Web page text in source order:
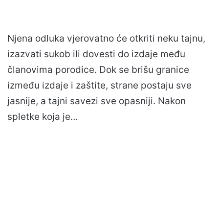
Njena odluka vjerovatno će otkriti neku tajnu,
izazvati sukob ili dovesti do izdaje među
članovima porodice. Dok se brišu granice
između izdaje i zaštite, strane postaju sve
jasnije, a tajni savezi sve opasniji. Nakon
spletke koja je…